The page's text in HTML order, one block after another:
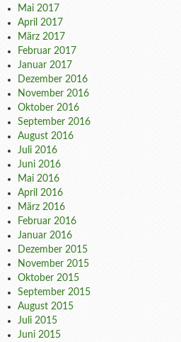
Mai 2017
April 2017
März 2017
Februar 2017
Januar 2017
Dezember 2016
November 2016
Oktober 2016
September 2016
August 2016
Juli 2016
Juni 2016
Mai 2016
April 2016
März 2016
Februar 2016
Januar 2016
Dezember 2015
November 2015
Oktober 2015
September 2015
August 2015
Juli 2015
Juni 2015